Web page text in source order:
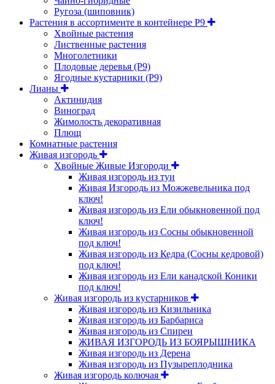
Ругоза (шиповник)
Растения в ассортименте в контейнере P9
Хвойные растения
Лиственные растения
Многолетники
Плодовые деревья (Р9)
Ягодные кустарники (Р9)
Лианы
Актинидия
Виноград
Жимолость декоративная
Плющ
Комнатные растения
Живая изгородь
Хвойные Живые Изгороди
Живая изгородь из туи
Живая Изгородь из Можжевельника под
ключ!
Живая изгородь из Ели обыкновенной под
ключ!
Живая изгородь из Сосны обыкновенной
под ключ!
Живая изгородь из Кедра (Сосны кедровой)
под ключ!
Живая изгородь из Ели канадской Коники
под ключ!
Живая изгородь из кустарников
Живая изгородь из Кизильника
Живая изгородь из Барбариса
Живая изгородь из Спиреи
ЖИВАЯ ИЗГОРОДЬ ИЗ БОЯРЫШНИКА
Живая изгородь из Дерена
Живая изгородь из Пузыреплодника
Живая изгородь колючая